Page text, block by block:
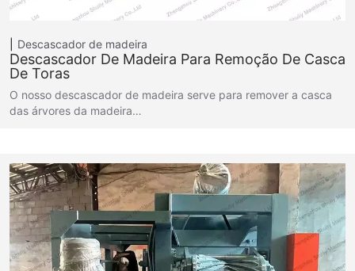
Descascador de madeira
Descascador De Madeira Para Remoção De Casca
De Toras
O nosso descascador de madeira serve para remover a casca
das árvores da madeira…